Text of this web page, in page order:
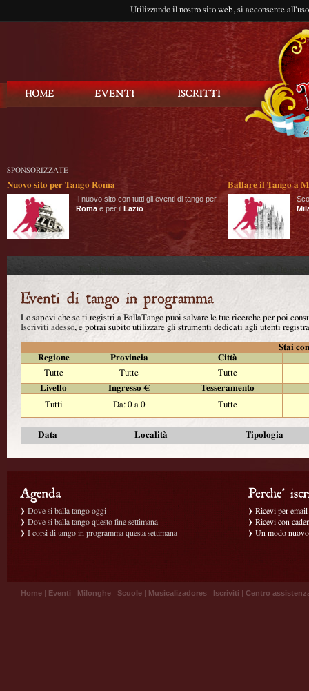
Utilizzando il nostro sito web, si acconsente
SPONSORIZZATE
Nuovo sito per Tango Roma
Il nuovo sito con tutti gli eventi di tango per
Roma e per il Lazio
Ballare il Tango a
Lo sapevi che se ti registri a BallaTango puoi salvare le tue ricerche per poi
Iscriviti adesso, e potrai subito utilizzare gli strumenti dedicati agli utenti
Stai
Regione
Provincia
Città
Tutte
Tutte
Tutte
Livello
Ingresso €
Tesseramento
Tutti
Da: 0 a 0 Tutte
Data Località Tipologia
Dove si balla tango oggi
Dove si balla tango questo fine settimana
I corsi di tango in programma questa settimana
Ricevi per
Ricevi con
Un modo
Home | Eventi | Milonghe | Scuole | Musicalizadores | Iscriviti | Centro